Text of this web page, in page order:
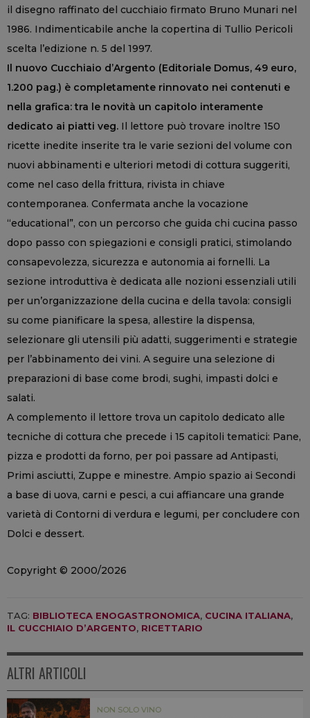
il disegno raffinato del cucchiaio firmato Bruno Munari nel
1986. Indimenticabile anche la copertina di Tullio Pericoli
scelta l’edizione n. 5 del 1997.
Il nuovo Cucchiaio d’Argento (Editoriale Domus, 49 euro,
1.200 pag.) è completamente rinnovato nei contenuti e
nella grafica: tra le novità un capitolo interamente
dedicato ai piatti veg. Il lettore può trovare inoltre 150
ricette inedite inserite tra le varie sezioni del volume con
nuovi abbinamenti e ulteriori metodi di cottura suggeriti,
come nel caso della frittura, rivista in chiave
contemporanea. Confermata anche la vocazione
“educational”, con un percorso che guida chi cucina passo
dopo passo con spiegazioni e consigli pratici, stimolando
consapevolezza, sicurezza e autonomia ai fornelli. La
sezione introduttiva è dedicata alle nozioni essenziali utili
per un’organizzazione della cucina e della tavola: consigli
su come pianificare la spesa, allestire la dispensa,
selezionare gli utensili più adatti, suggerimenti e strategie
per l’abbinamento dei vini. A seguire una selezione di
preparazioni di base come brodi, sughi, impasti dolci e
salati.
A complemento il lettore trova un capitolo dedicato alle
tecniche di cottura che precede i 15 capitoli tematici: Pane,
pizza e prodotti da forno, per poi passare ad Antipasti,
Primi asciutti, Zuppe e minestre. Ampio spazio ai Secondi
a base di uova, carni e pesci, a cui affiancare una grande
varietà di Contorni di verdura e legumi, per concludere con
Dolci e dessert.
Copyright © 2000/2026
TAG: BIBLIOTECA ENOGASTRONOMICA, CUCINA ITALIANA,
IL CUCCHIAIO D’ARGENTO, RICETTARIO
ALTRI ARTICOLI
NON SOLO VINO